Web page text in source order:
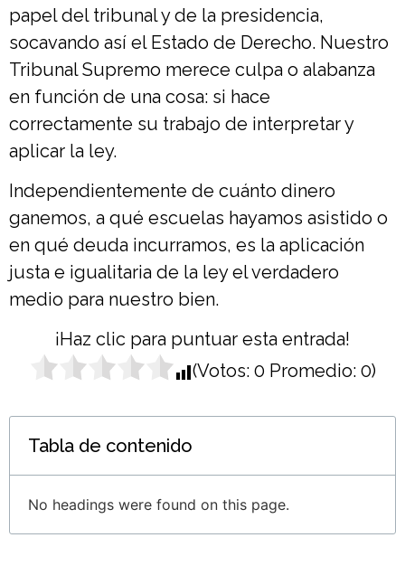
Tabla de contenido
No headings were found on this page.
papel del tribunal y de la presidencia,
socavando así el Estado de Derecho. Nuestro
Tribunal Supremo merece culpa o alabanza
en función de una cosa: si hace
correctamente su trabajo de interpretar y
aplicar la ley.
Independientemente de cuánto dinero
ganemos, a qué escuelas hayamos asistido o
en qué deuda incurramos, es la aplicación
justa e igualitaria de la ley el verdadero
medio para nuestro bien.
¡Haz clic para puntuar esta entrada!
(Votos: 0 Promedio: 0)